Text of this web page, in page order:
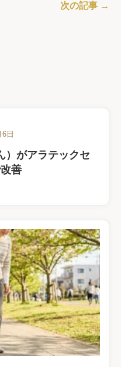
次の記事 →
6日
）がアラテックセ
善